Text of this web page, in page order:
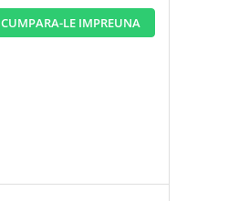
CUMPARA-LE IMPREUNA